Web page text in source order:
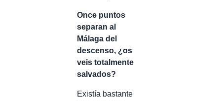
Once puntos
separan al
Málaga del
descenso, ¿os
veis totalmente
salvados?
Existía bastante